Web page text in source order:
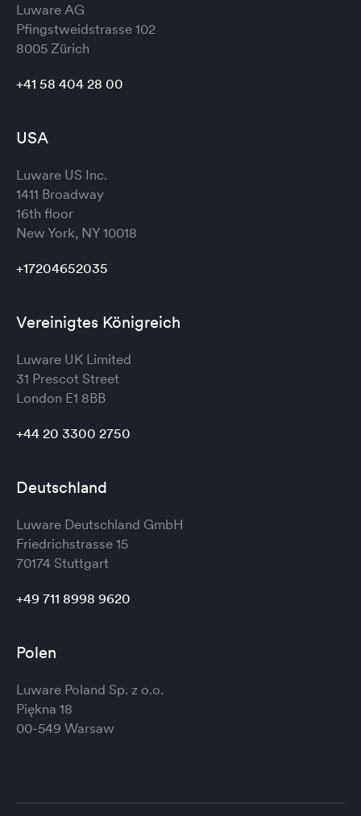
Luware AG
Pfingstweidstrasse 102
8005 Zürich
+41 58 404 28 00
USA
Luware US Inc.
1411 Broadway
16th floor
New York, NY 10018
+17204652035
Vereinigtes Königreich
Luware UK Limited
31 Prescot Street
London E1 8BB
+44 20 3300 2750
Deutschland
Luware Deutschland GmbH
Friedrichstrasse 15
70174 Stuttgart
+49 711 8998 9620
Polen
Luware Poland Sp. z o.o.
Piękna 18
00-549 Warsaw